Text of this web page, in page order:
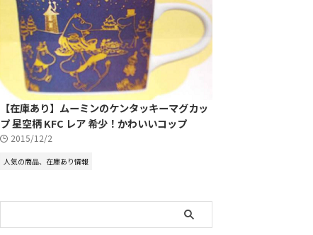
【在庫あり】ムーミンのケンタッキーマグカッ
プ 星空柄 KFC レア 希少！かわいいコップ
2015/12/2
人気の商品、在庫あり情報